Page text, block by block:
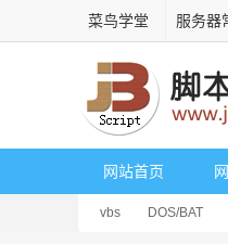
菜鸟学堂 服务器
网站首页
vbs DOS/BAT